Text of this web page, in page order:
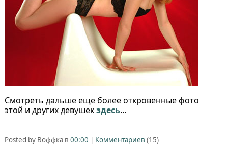
Смотреть дальше еще более откровенные фото
этой и других девушекздесь...
Posted by Воффка в 00:00 | Комментариев (15)